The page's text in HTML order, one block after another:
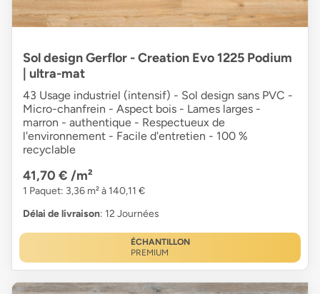
Sol design Gerflor - Creation Evo 1225 Podium
| ultra-mat
43 Usage industriel (intensif) - Sol design sans PVC -
Micro-chanfrein - Aspect bois - Lames larges -
marron - authentique - Respectueux de
l'environnement - Facile d'entretien - 100 %
recyclable
41,70 € /m²
1 Paquet: 3,36 m² à 140,11 €
Délai de livraison: 12 Journées
ÉCHANTILLON
PREMIUM